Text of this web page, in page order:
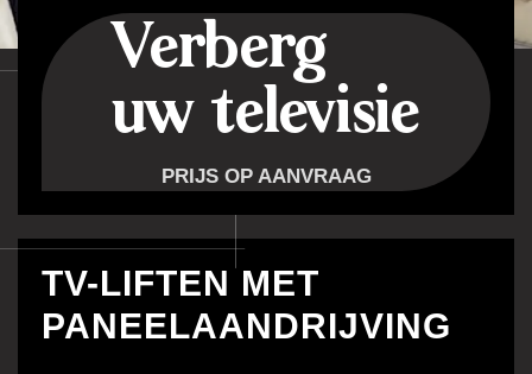
Verberg
uw televisie
PRIJS OP AANVRAAG
TV-LIFTEN MET
PANEELAANDRIJVING